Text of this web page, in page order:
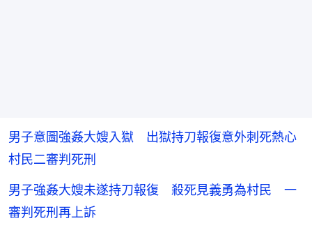
男子意圖強姦大嫂入獄 出獄持刀報復意外刺死熱心
村民二審判死刑
男子強姦大嫂未遂持刀報復 殺死見義勇為村民 一
審判死刑再上訴